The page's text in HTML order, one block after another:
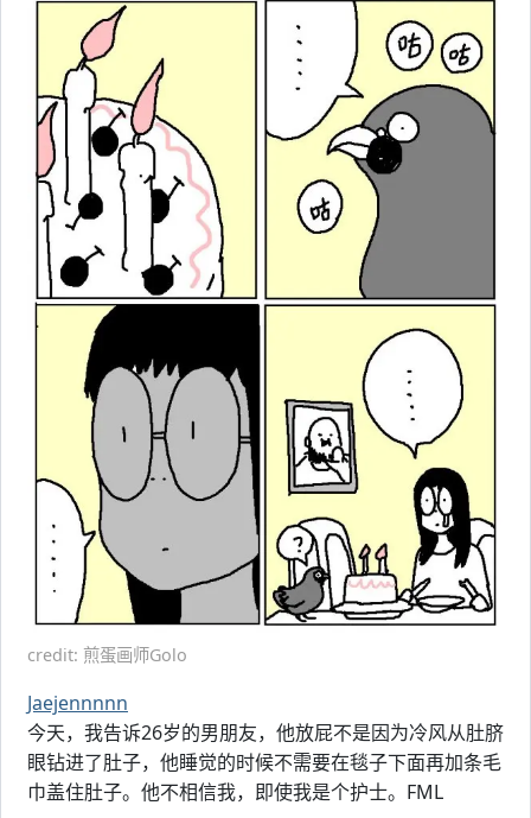
credit: 煎蛋画师Golo
Jaejennnnn
今天，我告诉26岁的男朋友，他放屁不是因为冷风从肚脐
眼钻进了肚子，他睡觉的时候不需要在毯子下面再加条毛
巾盖住肚子。他不相信我，即使我是个护士。FML